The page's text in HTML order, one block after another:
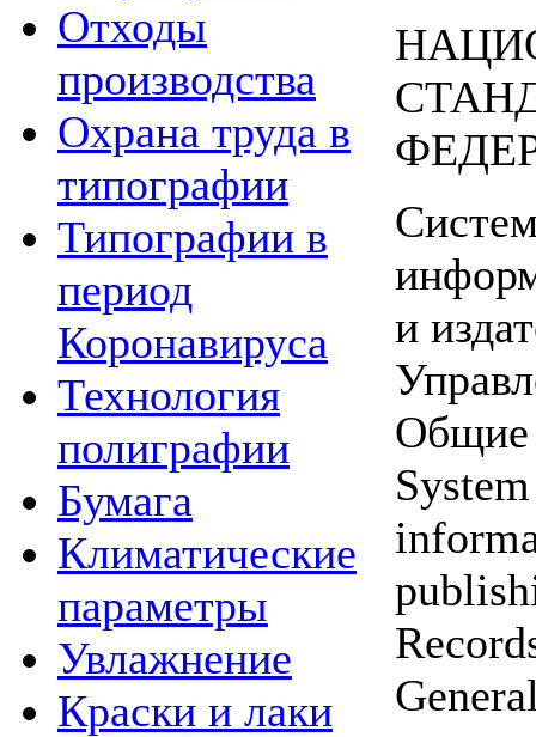
Отходы
производства
Охрана труда в
типографии
Типографии в
период
Коронавируса
Технология
полиграфии
Бумага
Климатические
параметры
Увлажнение
Краски и лаки
и
Общие